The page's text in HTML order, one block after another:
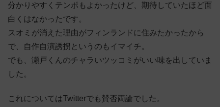
分かりやすくテンポもよかったけど、期待していたほど面
白くはなかったです。
スオミが消えた理由がフィンランドに住みたかったから
で、自作自演誘拐というのもイマイチ。
でも、瀬戸くんのチャラいツッコミがいい味を出していま
した。
これについてはTwitterでも賛否両論でした。